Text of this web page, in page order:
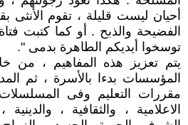
أحيان ليست قليلة ، تقوم الأنثى
الفضيحة والذبح . أو كما كتبت
توسخوا أيديكم الطاهرة بدمى ".
يتم تعزيز هذه المفاهيم ، من
المؤسسات بدءا بالأسرة ، ثم
مقررات التعليم وفى المسلسلات
الاعلامية ، والثقافية ،